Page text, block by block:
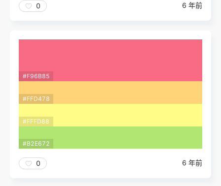
0 6 年前
#F96B85
#FFD478
#FFFD88
#B2E672
0 6 年前